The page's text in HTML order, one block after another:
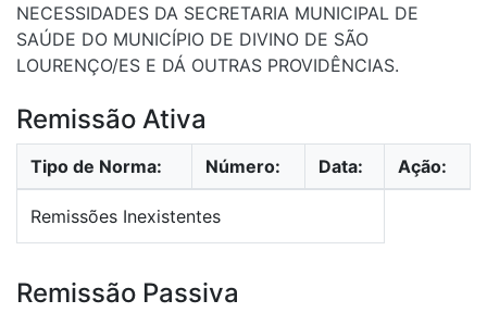
NECESSIDADES DA SECRETARIA MUNICIPAL DE
SAÚDE DO MUNICÍPIO DE DIVINO DE SÃO
LOURENÇO/ES E DÁ OUTRAS PROVIDÊNCIAS.
Remissão Ativa
Tipo de Norma: Número: Data: Ação:
Remissões Inexistentes
Remissão Passiva